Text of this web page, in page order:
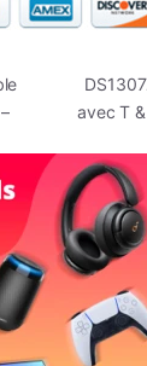
avec T